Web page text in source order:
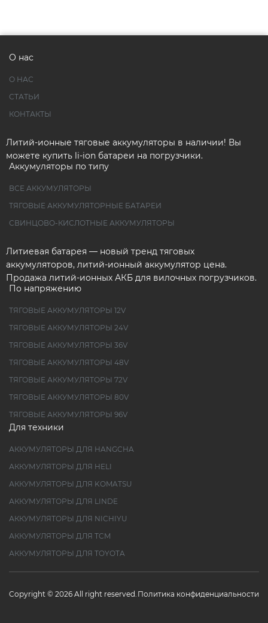
О нас
О НАС
СТАТЬИ
КОНТАКТЫ
Литий-ионные тяговые аккумуляторы в наличии! Вы
можете купить li-ion батареи на погрузчики.
Аккумуляторы по типу
ВСЕ АККУМУЛЯТОРЫ
ТЯГОВЫЕ АККУМУЛЯТОРНЫЕ БАТАРЕИ
СВИНЦОВО-КИСЛОТНЫЕ АККУМУЛЯТОРЫ
Литиевая батарея — новый тренд тяговых
аккумуляторов, литий-ионный аккумулятор цена.
Продажа литий-ионных АКБ для вилочных погрузчиков.
По напряжению
ТЯГОВЫЕ АККУМУЛЯТОРЫ 12V
ТЯГОВЫЕ АККУМУЛЯТОРЫ 24V
ТЯГОВЫЕ АККУМУЛЯТОРЫ 36V
ТЯГОВЫЕ АККУМУЛЯТОРЫ 48V
ТЯГОВЫЕ АККУМУЛЯТОРЫ 72V
ТЯГОВЫЕ АККУМУЛЯТОРЫ 80V
ТЯГОВЫЕ АККУМУЛЯТОРЫ 96V
Для техники
АККУМУЛЯТОРЫ ДЛЯ HANGCHA
АККУМУЛЯТОРЫ ДЛЯ HELI
АККУМУЛЯТОРЫ ДЛЯ KOMATSU
АККУМУЛЯТОРЫ ДЛЯ LINDE
АККУМУЛЯТОРЫ ДЛЯ NICHIYU
АККУМУЛЯТОРЫ ДЛЯ TCM
АККУМУЛЯТОРЫ ДЛЯ TOYOTA
Copyright © 2026 All right reserved. Политика конфиденциальности